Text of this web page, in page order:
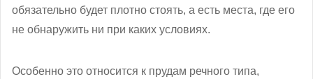
обязательно будет плотно стоять, а есть места, где его
не обнаружить ни при каких условиях.
Особенно это относится к прудам речного типа,